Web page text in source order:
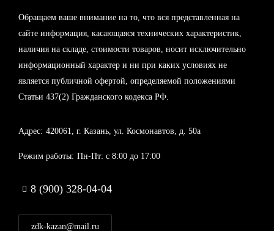
Обращаем ваше внимание на то, что вся представленная на
сайте информация, касающаяся технических характеристик,
наличия на складе, стоимости товаров, носит исключительно
информационный характер и ни при каких условиях не
является публичной офертой, определяемой положениями
Статьи 437(2) Гражданского кодекса РФ.
Адрес: 420061, г. Казань, ул. Космонавтов, д. 50а
Режим работы: Пн-Пт: с 8:00 до 17:00
8 (900) 328-04-04
zdk-kazan@mail.ru